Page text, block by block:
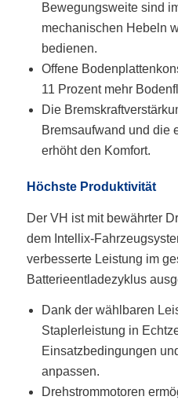
Bewegungsweite sind
mechanischen Hebeln
bedienen.
Offene
11 Prozent mehr
Die
Bremsaufwand und die
erhöht den Komfort.
Höchste Produktivität
Der VH ist mit bewährter
dem Intellix-
verbesserte Leistung im
Batterieentladezyklus
Dank der wählbaren
Staplerleistung in
Einsatzbedingungen
anpassen.
Drehstrommotoren